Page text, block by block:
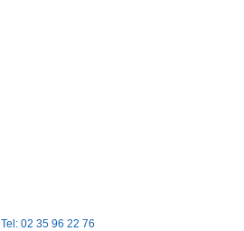
Tel: 02 35 96 22 76